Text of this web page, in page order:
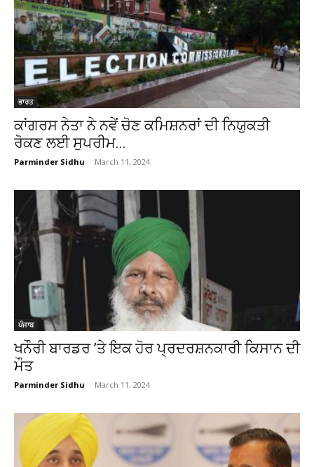
ਭਾਰਤ
ਕਾਂਗਰਸ ਨੇਤਾ ਨੇ ਨਵੇਂ ਚੋਣ ਕਮਿਸ਼ਨਰਾਂ ਦੀ ਨਿਯੁਕਤੀ
ਰੋਕਣ ਲਈ ਸੁਪਰੀਮ...
Parminder Sidhu - March 11, 2024
ਪੰਜਾਬ
ਖਨੌਰੀ ਬਾਰਡਰ ’ਤੇ ਇਕ ਹੋਰ ਪ੍ਰਦਰਸ਼ਨਕਾਰੀ ਕਿਸਾਨ ਦੀ
ਮੌਤ
Parminder Sidhu - March 11, 2024